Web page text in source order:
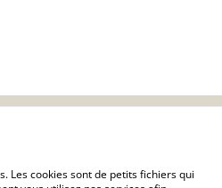
Les cookies sont de petits fichiers qui